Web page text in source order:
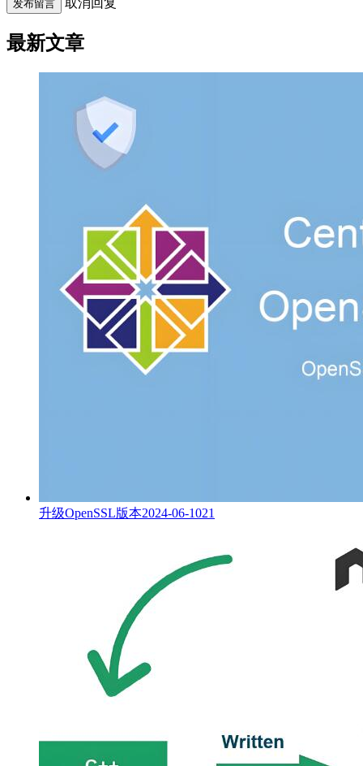
发布留言
最新文章
升级OpenSSL版本2024-06-1021